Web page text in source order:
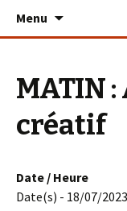
Le PLAN
Menu
MATIN
créatif
Date / Heure
Date(s) - 18/07/2023